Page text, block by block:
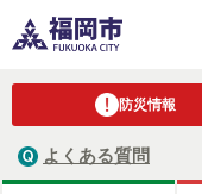
防災情報
よくある質問